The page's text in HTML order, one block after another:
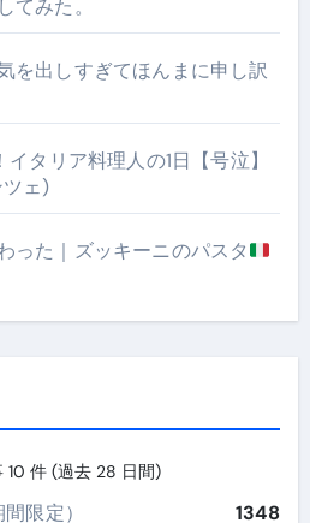
てみた。
を出しすぎてほんまに申し訳
タリア料理人の1日【号泣】
ェ)
った｜ズッキーニのパスタ
10 件 (過去 28 日間)
限定） 1348